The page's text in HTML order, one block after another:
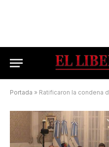
Portada » Ratificaron la condena de